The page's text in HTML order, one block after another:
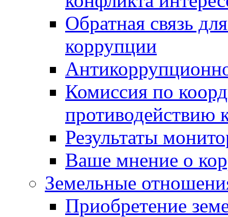
Обратная связь
коррупции
Комиссия по
противодействию
Результаты
Ваше мнение о
Земельные
Приобретение